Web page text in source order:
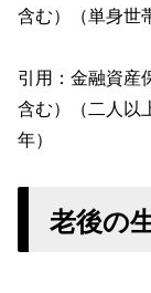
含む）（単身世
引用：金融資産
含む）（二人以
年）
老後の